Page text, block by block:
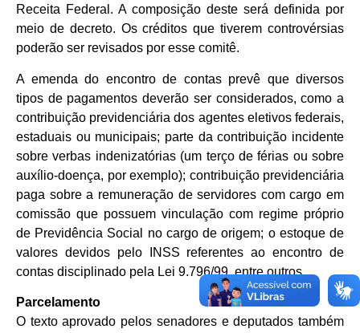
Receita Federal. A composição deste será definida por
meio de decreto. Os créditos que tiverem controvérsias
poderão ser revisados por esse comitê.
A emenda do encontro de contas prevê que diversos
tipos de pagamentos deverão ser considerados, como a
contribuição previdenciária dos agentes eletivos federais,
estaduais ou municipais; parte da contribuição incidente
sobre verbas indenizatórias (um terço de férias ou sobre
auxílio-doença, por exemplo); contribuição previdenciária
paga sobre a remuneração de servidores com cargo em
comissão que possuem vinculação com regime próprio
de Previdência Social no cargo de origem; o estoque de
valores devidos pelo INSS referentes ao encontro de
contas disciplinado pela Lei 9.796/99, entre outros.
Parcelamento
O texto aprovado pelos senadores e deputados também